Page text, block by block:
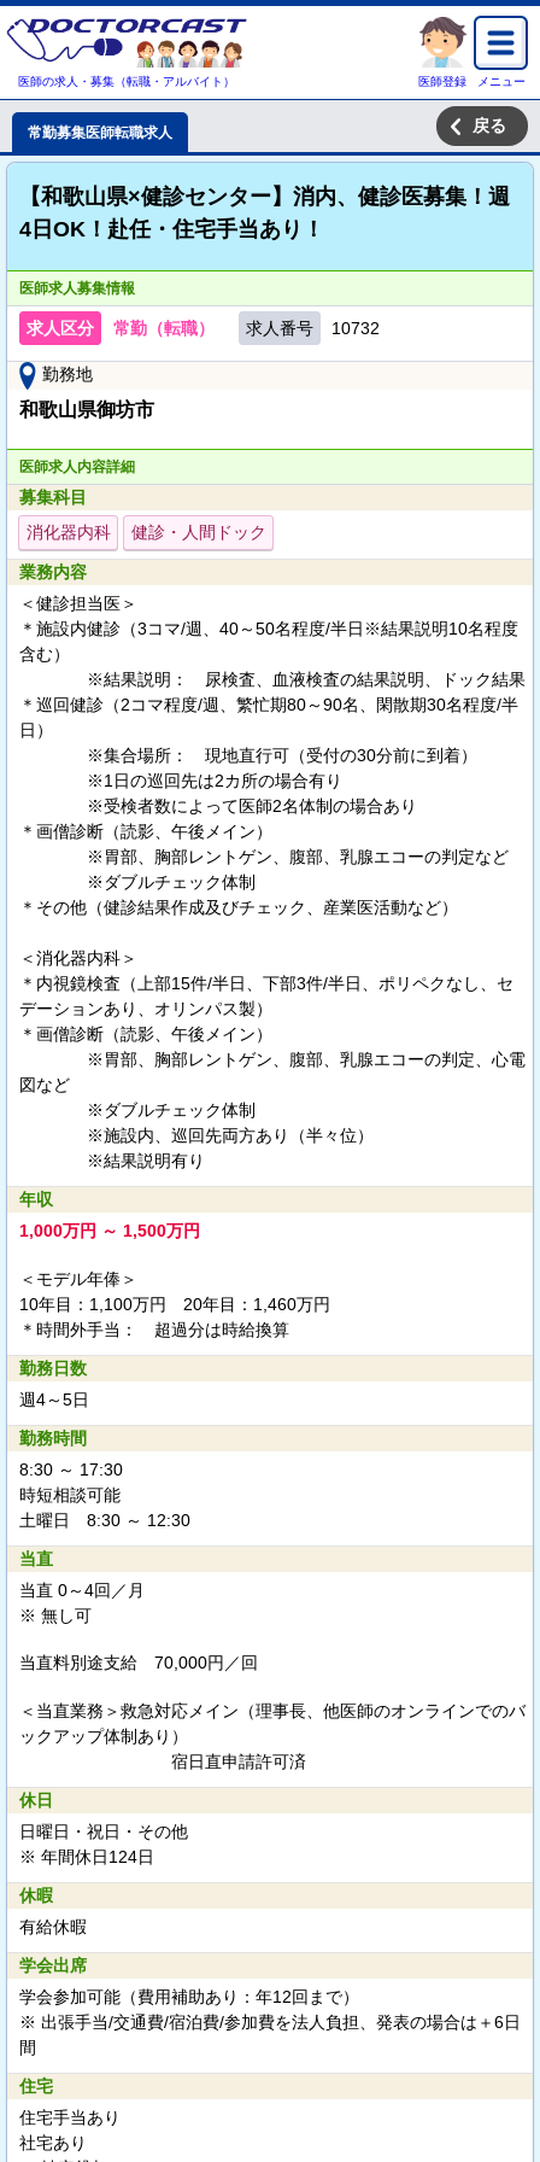
医師の求人・募集（転職・アルバイト） 医師登録 メニュー
常勤募集医師転職求人 戻る
【和歌山県×健診センター】消内、健診医募集！週
4日OK！赴任・住宅手当あり！
医師求人募集情報
求人区分 常勤（転職） 求人番号 10732
勤務地
和歌山県御坊市
医師求人内容詳細
募集科目
消化器内科
健診・人間ドック
業務内容
＜健診担当医＞
＊施設内健診（3コマ/週、40～50名程度/半日※結果説明10名程度
含む）
※結果説明： 尿検査、血液検査の結果説明、ドック結果
＊巡回健診（2コマ程度/週、繁忙期80～90名、閑散期30名程度/半
日）
※集合場所： 現地直行可（受付の30分前に到着）
※1日の巡回先は2カ所の場合有り
※受検者数によって医師2名体制の場合あり
＊画僧診断（読影、午後メイン）
※胃部、胸部レントゲン、腹部、乳腺エコーの判定など
※ダブルチェック体制
＊その他（健診結果作成及びチェック、産業医活動など）
＜消化器内科＞
＊内視鏡検査（上部15件/半日、下部3件/半日、ポリペクなし、セ
デーションあり、オリンパス製）
＊画僧診断（読影、午後メイン）
※胃部、胸部レントゲン、腹部、乳腺エコーの判定、心電
図など
※ダブルチェック体制
※施設内、巡回先両方あり（半々位）
※結果説明有り
年収
1,000万円 ～ 1,500万円
＜モデル年俸＞
10年目：1,100万円 20年目：1,460万円
＊時間外手当： 超過分は時給換算
勤務日数
週4～5日
勤務時間
8:30 ～ 17:30
時短相談可能
土曜日 8:30 ～ 12:30
当直
当直 0～4回／月
※ 無し可
当直料別途支給 70,000円／回
＜当直業務＞救急対応メイン（理事長、他医師のオンラインでのバ
ックアップ体制あり）
宿日直申請許可済
休日
日曜日・祝日・その他
※ 年間休日124日
休暇
有給休暇
学会出席
学会参加可能（費用補助あり：年12回まで）
※ 出張手当/交通費/宿泊費/参加費を法人負担、発表の場合は＋6日
間
住宅
住宅手当あり
社宅あり